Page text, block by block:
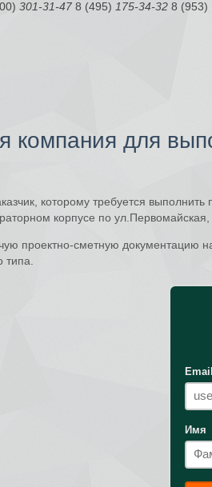
301-31-47 8 (495) 175-34-32 8 (953)
компания для
которому требуется
корпусе по ул.Первомайская,
проектно-сметную документацию
типа.
Email
Имя